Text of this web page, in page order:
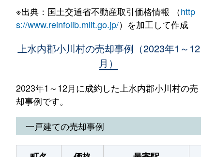
※出典：国土交通省不動産取引価格情報 （http
s://www.reinfolib.mlit.go.jp/）を加工して作成
上水内郡小川村の売却事例（2023年1～12
月）
2023年1～12月に成約した上水内郡小川村の売
却事例です。
一戸建ての売却事例